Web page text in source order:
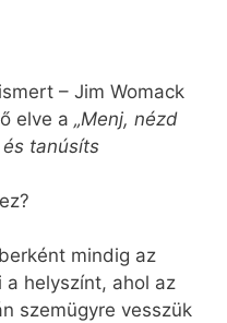
– Jim Womack
elve a „Menj, nézd
tanúsíts
mindig az
helyszínt, ahol az
szemügyre vesszük